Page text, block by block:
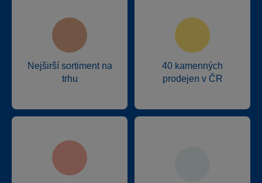
Nejširší sortiment na
trhu
40 kamenných
prodejen v ČR